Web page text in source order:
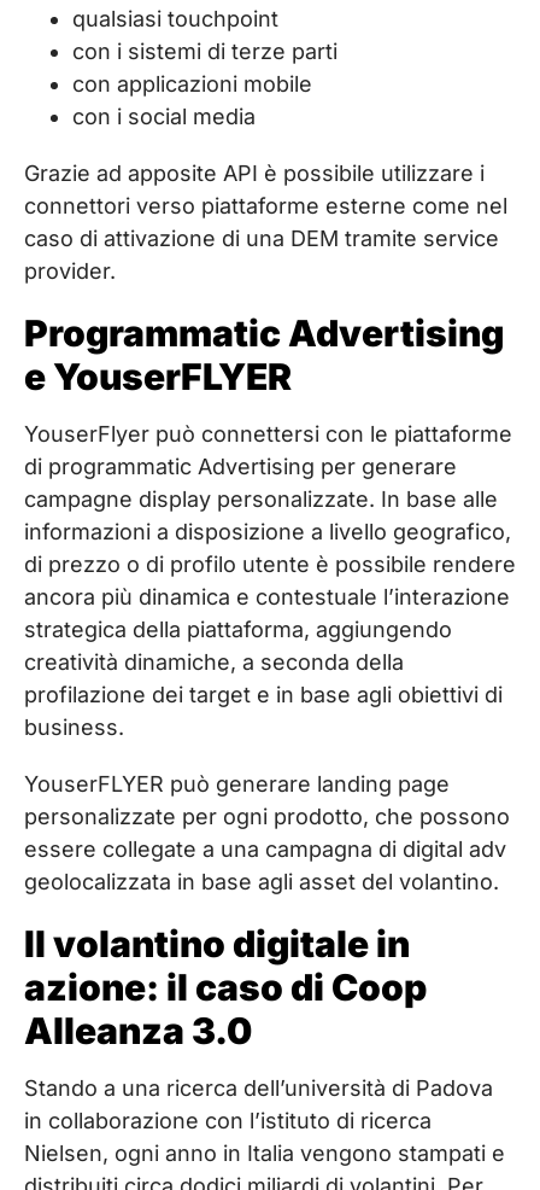
qualsiasi touchpoint
con i sistemi di terze parti
con applicazioni mobile
con i social media
Grazie ad apposite API è possibile utilizzare i
connettori verso piattaforme esterne come nel
caso di attivazione di una DEM tramite service
provider.
Programmatic Advertising
e YouserFLYER
YouserFlyer può connettersi con le piattaforme
di programmatic Advertising per generare
campagne display personalizzate. In base alle
informazioni a disposizione a livello geografico,
di prezzo o di profilo utente è possibile rendere
ancora più dinamica e contestuale l’interazione
strategica della piattaforma, aggiungendo
creatività dinamiche, a seconda della
profilazione dei target e in base agli obiettivi di
business.
YouserFLYER può generare landing page
personalizzate per ogni prodotto, che possono
essere collegate a una campagna di digital adv
geolocalizzata in base agli asset del volantino.
Il volantino digitale in
azione: il caso di Coop
Alleanza 3.0
Stando a una ricerca dell’università di Padova
in collaborazione con l’istituto di ricerca
Nielsen, ogni anno in Italia vengono stampati e